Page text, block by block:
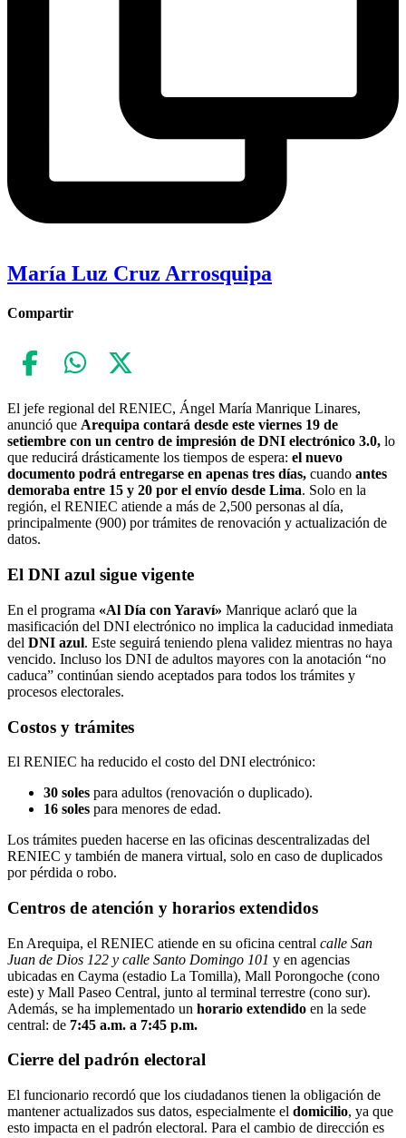
María Luz Cruz Arrosquipa
Compartir
El jefe regional del RENIEC, Ángel María Manrique Linares,
anunció que Arequipa contará desde este viernes 19 de
setiembre con un centro de impresión de DNI electrónico 3.0, lo
que reducirá drásticamente los tiempos de espera: el nuevo
documento podrá entregarse en apenas tres días, cuando antes
demoraba entre 15 y 20 por el envío desde Lima. Solo en la
región, el RENIEC atiende a más de 2,500 personas al día,
principalmente (900) por trámites de renovación y actualización de
datos.
El DNI azul sigue vigente
En el programa «Al Día con Yaraví» Manrique aclaró que la
masificación del DNI electrónico no implica la caducidad inmediata
del DNI azul. Este seguirá teniendo plena validez mientras no haya
vencido. Incluso los DNI de adultos mayores con la anotación “no
caduca” continúan siendo aceptados para todos los trámites y
procesos electorales.
Costos y trámites
El RENIEC ha reducido el costo del DNI electrónico:
30 soles para adultos (renovación o duplicado).
16 soles para menores de edad.
Los trámites pueden hacerse en las oficinas descentralizadas del
RENIEC y también de manera virtual, solo en caso de duplicados
por pérdida o robo.
Centros de atención y horarios extendidos
En Arequipa, el RENIEC atiende en su oficina central calle San
Juan de Dios 122 y calle Santo Domingo 101 y en agencias
ubicadas en Cayma (estadio La Tomilla), Mall Porongoche (cono
este) y Mall Paseo Central, junto al terminal terrestre (cono sur).
Además, se ha implementado un horario extendido en la sede
central: de 7:45 a.m. a 7:45 p.m.
Cierre del padrón electoral
El funcionario recordó que los ciudadanos tienen la obligación de
mantener actualizados sus datos, especialmente el domicilio, ya que
esto impacta en el padrón electoral. Para el cambio de dirección es